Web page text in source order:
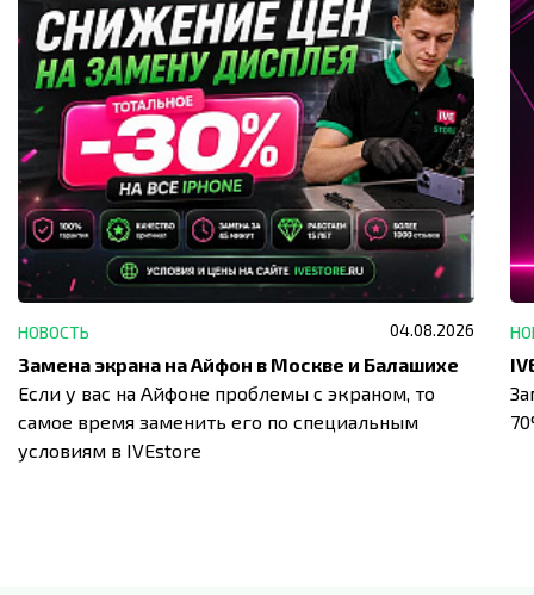
НОВОСТЬ 04.08.2026
Замена экрана на Айфон в Москве и Балашихе
Если у вас на Айфоне проблемы с экраном, то
самое время заменить его по специальным
условиям в IVEstore